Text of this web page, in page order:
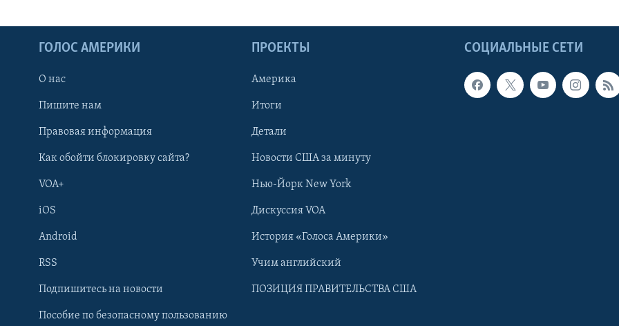
Learning English
СОЦИАЛЬНЫЕ СЕТИ
ГОЛОС АМЕРИКИ
О нас
Пишите нам
Правовая информация
Как обойти блокировку сайта?
VOA+
iOS
Android
RSS
Подпишитесь на новости
Пособие по безопасному пользованию
ПРОЕКТЫ
Америка
Итоги
Детали
Новости США за минуту
Нью-Йорк New York
Дискуссия VOA
История «Голоса Америки»
Учим английский
ПОЗИЦИЯ ПРАВИТЕЛЬСТВА США